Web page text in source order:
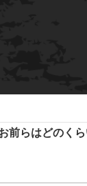
前らはどのく